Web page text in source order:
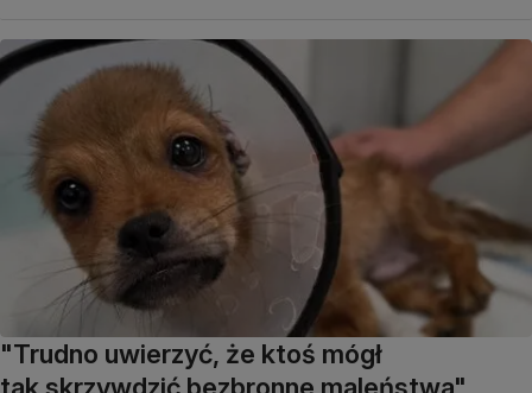
"Trudno uwierzyć, że ktoś mógł